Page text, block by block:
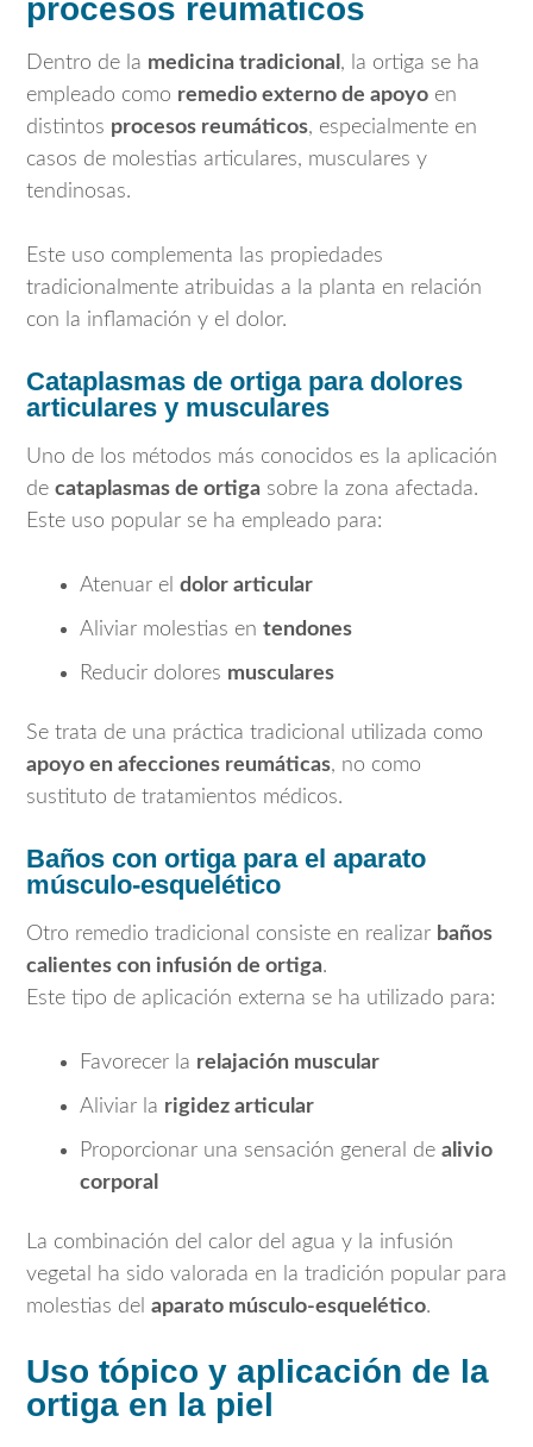
procesos reumáticos
Dentro de la medicina tradicional , la ortiga se ha
empleado como remedio externo de apoyo en
distintos procesos reumáticos, especialmente en
casos de molestias articulares, musculares y
tendinosas.
Este uso complementa las propiedades
tradicionalmente atribuidas a la planta en relación
con la inflamación y el dolor.
Cataplasmas de ortiga para dolores
articulares y musculares
Uno de los métodos más conocidos es la aplicación
de cataplasmas de ortiga sobre la zona afectada.
Este uso popular se ha empleado para:
Atenuar el dolor articular
Aliviar molestias en tendones
Reducir dolores musculares
Se trata de una práctica tradicional utilizada como
apoyo en afecciones reumáticas, no como
sustituto de tratamientos médicos.
Baños con ortiga para el aparato
músculo-esquelético
Otro remedio tradicional consiste en realizar baños
calientes con infusión de ortiga.
Este tipo de aplicación externa se ha utilizado para:
Favorecer la relajación muscular
Aliviar la rigidez articular
Proporcionar una sensación general de alivio
corporal
La combinación del calor del agua y la infusión
vegetal ha sido valorada en la tradición popular para
molestias del aparato músculo-esquelético.
Uso tópico y aplicación de la
ortiga en la piel